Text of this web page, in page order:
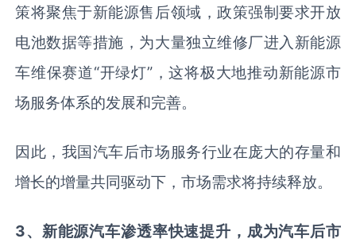
策将聚焦于新能源售后领域，政策强制要求开放
电池数据等措施，为大量独立维修厂进入新能源
车维保赛道“开绿灯”，这将极大地推动新能源市
场服务体系的发展和完善。
因此，我国汽车后市场服务行业在庞大的存量和
增长的增量共同驱动下，市场需求将持续释放。
3、新能源汽车渗透率快速提升，成为汽车后市